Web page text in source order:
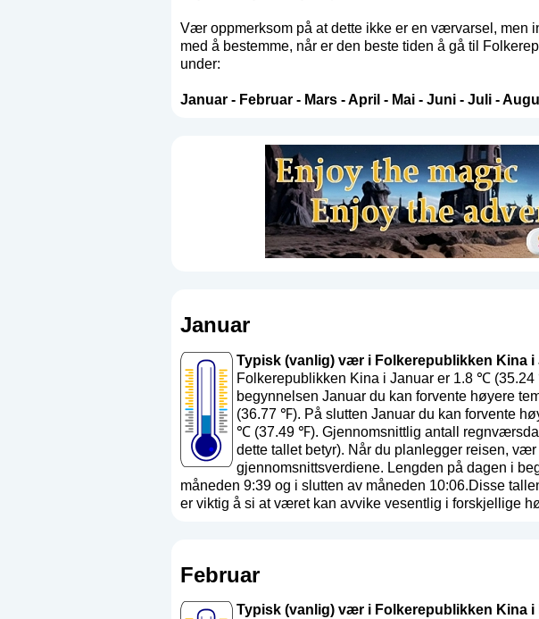
Vær oppmerksom på at dette ikke er en værvarsel, men
med å bestemme, når er den beste tiden å gå til
under:
Januar- Februar- Mars-April - Mai- Juni- Juli-
Januar
Typisk (vanlig) vær i Folkerepublikken Kina i
Folkerepublikken Kina i Januar er 1.8 ℃
begynnelsen Januar du kan forvente høyere
(36.77 ℉). På slutten Januar du kan forvente
℃ (37.49 ℉). Gjennomsnittlig antall
dette tallet betyr). Når du planlegger reisen,
gjennomsnittsverdiene. Lengden på dagen i
måneden 9:39 og i slutten av måneden 10:06.Disse
er viktig å si at været kan avvike vesentlig i forskjellige
Februar
Typisk (vanlig) vær i Folkerepublikken Kina i